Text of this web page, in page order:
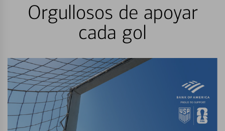
Orgullosos de apoyar
cada gol